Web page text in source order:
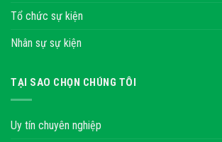
Tổ chức sự kiện
Nhân sự sự kiện
TẠI SAO CHỌN CHÚNG TÔI
Uy tín chuyên nghiệp